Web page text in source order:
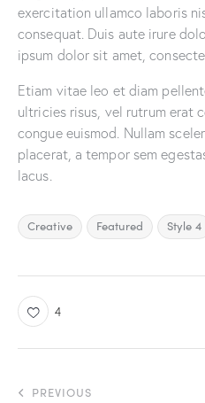
exercitation ullamco laboris
consequat. Duis aute irure
ipsum dolor sit amet,
Etiam vitae leo et diam
ultricies risus, vel rutrum erat
congue euismod. Nullam
placerat, a tempor sem
lacus.
Creative Featured Style 4
4
PREVIOUS